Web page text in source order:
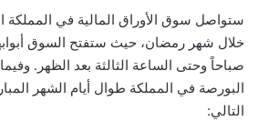
ستواصل سوق الأوراق المالية في المملكة
خلال شهر رمضان، حيث ستفتح السوق
صباحاً وحتى الساعة الثالثة بعد الظهر.
البورصة في المملكة طوال أيام الشهر
التالي: